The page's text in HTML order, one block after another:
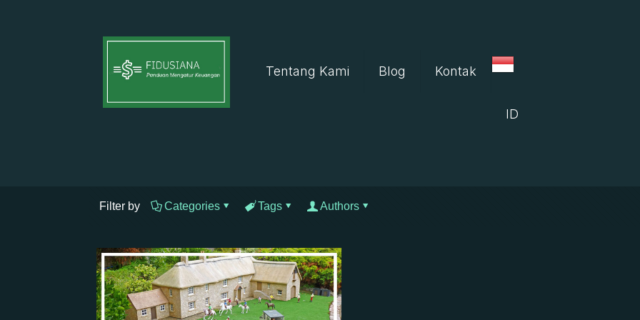
Tentang Kami Blog Kontak
ID
Filter by Categories Tags Authors